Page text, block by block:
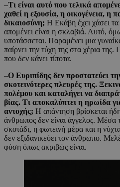
–Τι είναι αυτό που τελικά
χαθεί η εξουσία, η οικογένεια, η
δικαιοσύνη; Η Εκάβη έχει χάσει
απομένει είναι η σκλαβιά. Αυτό,
υποτάσσεται. Παραμένει μια
παίρνει την τύχη της στα χέρια της.
που δεν κάνει τίποτα.
–Ο Ευριπίδης δεν προστατεύει
σκοτεινότερες πλευρές της.
πολέμου και καταλήγει να
βίας. Τι αποκαλύπτει η ηρωίδα
αντοχής; Η απάντηση βρίσκεται
άνθρωπος δεν είναι άγγελος. Μέσα
σκοτάδι, η φωτεινή μέρα και η
δεν εξιδανικεύει τον άνθρωπο.
φύση όπως ακριβώς είναι.